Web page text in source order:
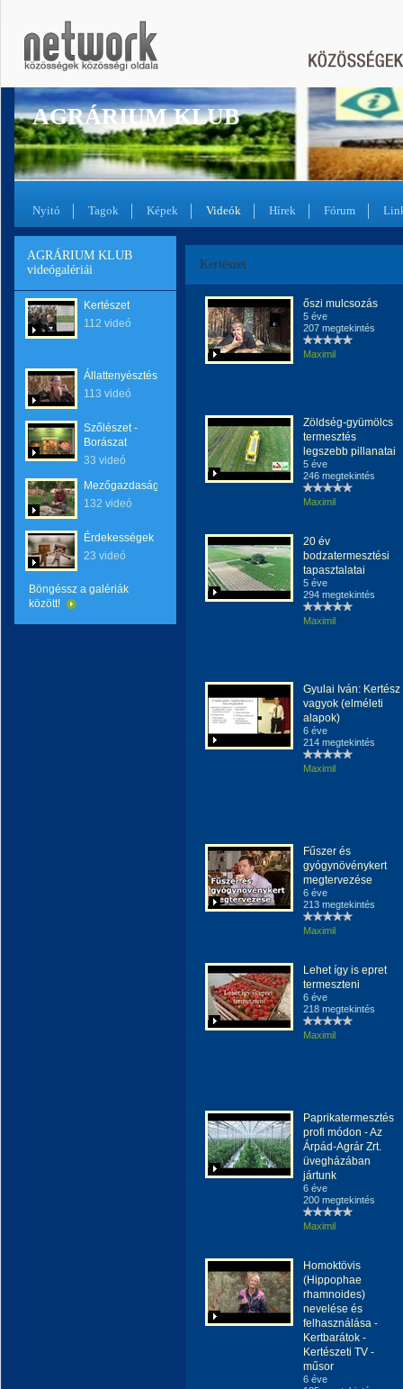
AGRÁRIUM KLUB
Nyitó Tagok Képek Videók Hírek Fórum
AGRÁRIUM KLUB
videógalériái
Kertészet
112 videó
Állattenyésztés
113 videó
Szőlészet -
Borászat
33 videó
Mezőgazdaság
132 videó
Érdekességek
23 videó
Böngéssz a galériák
között!
Kertészet
őszi mulcsozás
5 éve
207 megtekintés
Maximil
Zöldség-gyümölcs
termesztés
legszebb pillanatai
5 éve
246 megtekintés
Maximil
20 év
bodzatermesztési
tapasztalatai
5 éve
294 megtekintés
Maximil
Gyulai Iván: Kertész
vagyok (elméleti
alapok)
6 éve
214 megtekintés
Maximil
Fűszer és
gyógynövénykert
megtervezése
6 éve
213 megtekintés
Maximil
Lehet így is epret
termeszteni
6 éve
218 megtekintés
Maximil
Paprikatermesztés
profi módon - Az
Árpád-Agrár Zrt.
üvegházában
jártunk
6 éve
200 megtekintés
Maximil
Homoktövis
(Hippophae
rhamnoides)
nevelése és
felhasználása -
Kertbarátok -
Kertészeti TV -
műsor
6 éve